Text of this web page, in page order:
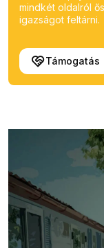
mindkét oldalról
igazságot feltárni.
Támogatás